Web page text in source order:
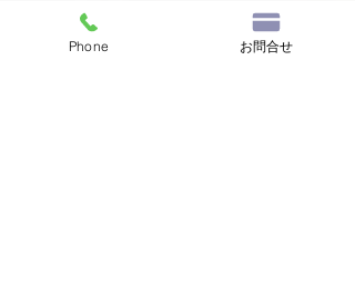
A.事前相談やお見積りは無料で行って
おります。もしもの為の準備であり後悔
Phone お問合せ